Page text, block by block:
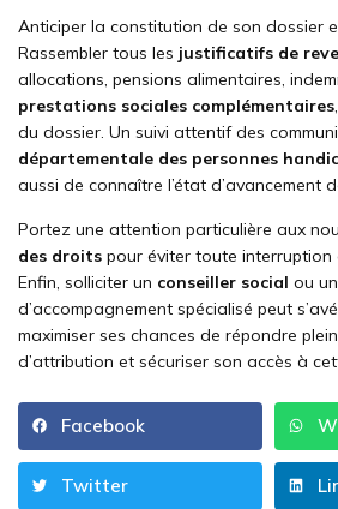
Anticiper la constitution de son dossier
Rassembler tous les justificatifs de
allocations, pensions alimentaires,
prestations sociales complémentaires
du dossier. Un suivi attentif des
départementale des personnes
aussi de connaître l’état d’avancement
Portez une attention particulière aux
des droits pour éviter toute interruption
Enfin, solliciter un conseiller social ou
d’accompagnement spécialisé peut
maximiser ses chances de répondre
d’attribution et sécuriser son accès à
Facebook
Twitter